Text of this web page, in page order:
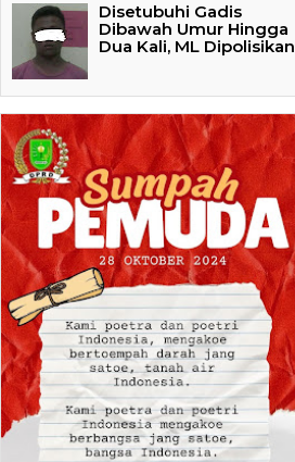
Disetubuhi Gadis
Dibawah Umur Hingga
Dua Kali, ML Dipolisikan